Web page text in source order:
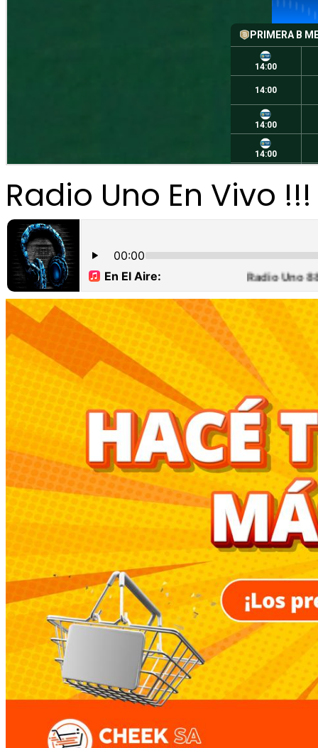
Radio Uno En Vivo !!!